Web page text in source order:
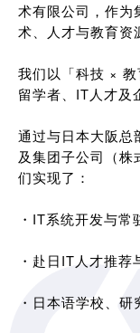
术有限公司，作为
术、人才与教育资
我们以「科技 ×
留学者、IT人才及
通过与日本大阪总
及集团子公司（
们实现了：
・IT系统开发与常
・赴日IT人才推荐
・日本语学校、